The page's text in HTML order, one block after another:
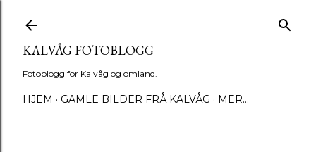
KALVÅG FOTOBLOGG
Fotoblogg for Kalvåg og omland.
HJEM GAMLE BILDER FRÅ KALVÅG MER…